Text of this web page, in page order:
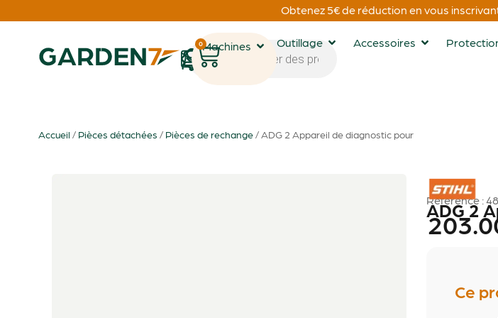
Obtenez 5€ de réduction en vous
1
0Machines Outillage Accessoires
Accueil / Pièces détachées / Pièces de rechange/ ADG 2 Appareil de diagnostic pour
STIHL
Référence :
ADG 2
Ce